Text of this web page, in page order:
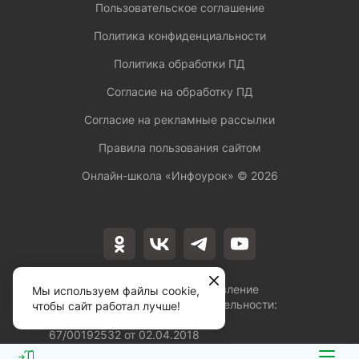
Лицензия на осуществление
образовательной деятельности:
67/00192532 от 02.04.2018
Пользовательское соглашение
Политика конфиденциальности
Политика обработки ПД
Согласие на обработку ПД
Согласие на рекламные рассылки
Правила пользования сайтом
Онлайн-школа «Инфоурок» © 2026
Мы используем файлы cookie,
чтобы сайт работал лучше!